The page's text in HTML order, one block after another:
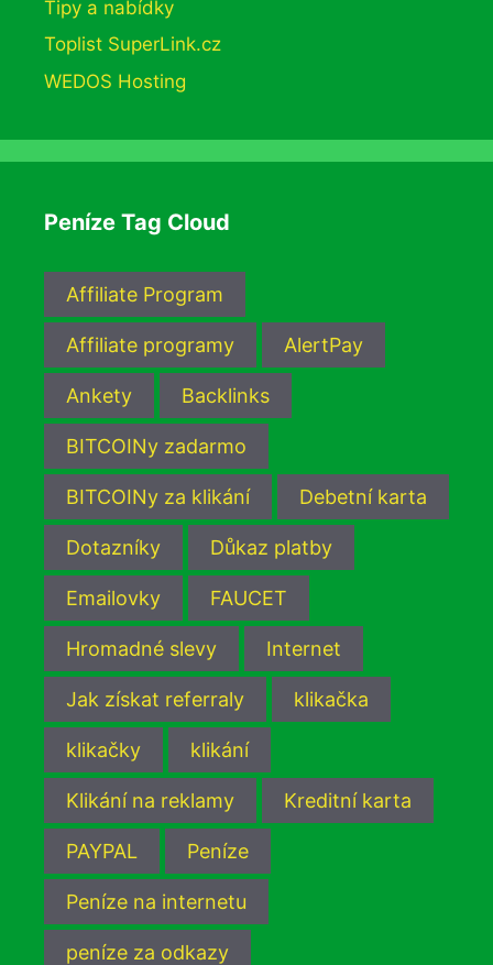
Tipy a nabídky
Toplist SuperLink.cz
WEDOS Hosting
Peníze Tag Cloud
Affiliate Program
Affiliate programy AlertPay
Ankety Backlinks
BITCOINy zadarmo
BITCOINy za klikání Debetní karta
Dotazníky Důkaz platby
Emailovky FAUCET
Hromadné slevy Internet
Jak získat referraly klikačka
klikačky klikání
Klikání na reklamy Kreditní karta
PAYPAL Peníze
Peníze na internetu
peníze za odkazy